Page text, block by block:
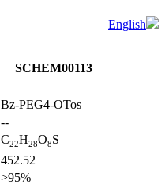
English
SCHEM00113
Bz-PEG4-OTos
--
C22H28O8S
452.52
>95%